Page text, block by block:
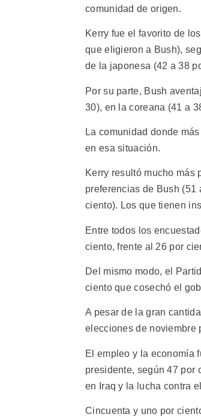
comunidad de origen.
Kerry fue el favorito de
que eligieron a Bush),
de la japonesa (42 a 38
Por su parte, Bush
30), en la coreana (41 a
La comunidad donde
en esa situación.
Kerry resultó mucho más
preferencias de Bush (51
ciento). Los que tienen
Entre todos los
ciento, frente al 26 por
Del mismo modo, el
ciento que cosechó el
A pesar de la gran
elecciones de noviembre
El empleo y la economía
presidente, según 47 por
en Iraq y la lucha contra
Cincuenta y uno por